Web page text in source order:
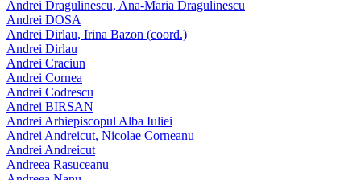
Andrei Dragulinescu, Ana-Maria Dragulinescu
Andrei DOSA
Andrei Dirlau, Irina Bazon (coord.)
Andrei Dirlau
Andrei Craciun
Andrei Cornea
Andrei Codrescu
Andrei BIRSAN
Andrei Arhiepiscopul Alba Iuliei
Andrei Andreicut, Nicolae Corneanu
Andrei Andreicut
Andreea Rasuceanu